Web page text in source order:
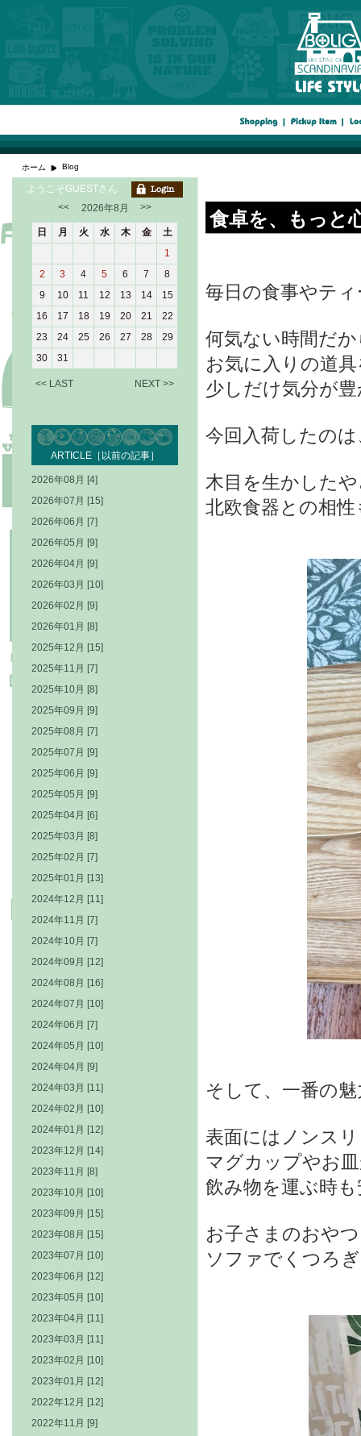
ホーム Blog
食卓を、もっと
毎日の食事やテ
何気ない時間だ
お気に入りの道
少しだけ気分が
今回入荷したの
木目を生かした
北欧食器との相
そして、一番の
表面にはノンス
マグカップやお
飲み物を運ぶ時
お子さまのおや
ソファでくつろ
ようこそGUESTさん
<<
2026年8月 >>
日 月 火 水 木 金
土
1
2
3 4 5 6 7
8
9
10 11 12 13 14
15
16
17 18 19 20 21
22
23
24 25 26 27 28
29
30
31
<< LAST NEXT >>
ARTICLE［以前の記事］
2026年08月 [4]
2026年07月 [15]
2026年06月 [7]
2026年05月 [9]
2026年04月 [9]
2026年03月 [10]
2026年02月 [9]
2026年01月 [8]
2025年12月 [15]
2025年11月 [7]
2025年10月 [8]
2025年09月 [9]
2025年08月 [7]
2025年07月 [9]
2025年06月 [9]
2025年05月 [9]
2025年04月 [6]
2025年03月 [8]
2025年02月 [7]
2025年01月 [13]
2024年12月 [11]
2024年11月 [7]
2024年10月 [7]
2024年09月 [12]
2024年08月 [16]
2024年07月 [10]
2024年06月 [7]
2024年05月 [10]
2024年04月 [9]
2024年03月 [11]
2024年02月 [10]
2024年01月 [12]
2023年12月 [14]
2023年11月 [8]
2023年10月 [10]
2023年09月 [15]
2023年08月 [15]
2023年07月 [10]
2023年06月 [12]
2023年05月 [10]
2023年04月 [11]
2023年03月 [11]
2023年02月 [10]
2023年01月 [12]
2022年12月 [12]
2022年11月 [9]